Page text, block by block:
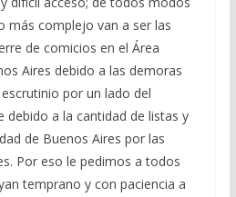
más complejo van a ser las
de comicios en el Área
Aires debido a las demoras
por un lado del
debido a la cantidad de listas y
de Buenos Aires por las
Por eso le pedimos a todos
temprano y con paciencia a